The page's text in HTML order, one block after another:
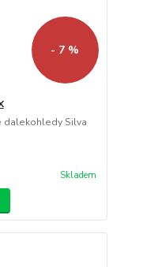
- 7 %
dalekohledy Silva
Skladem